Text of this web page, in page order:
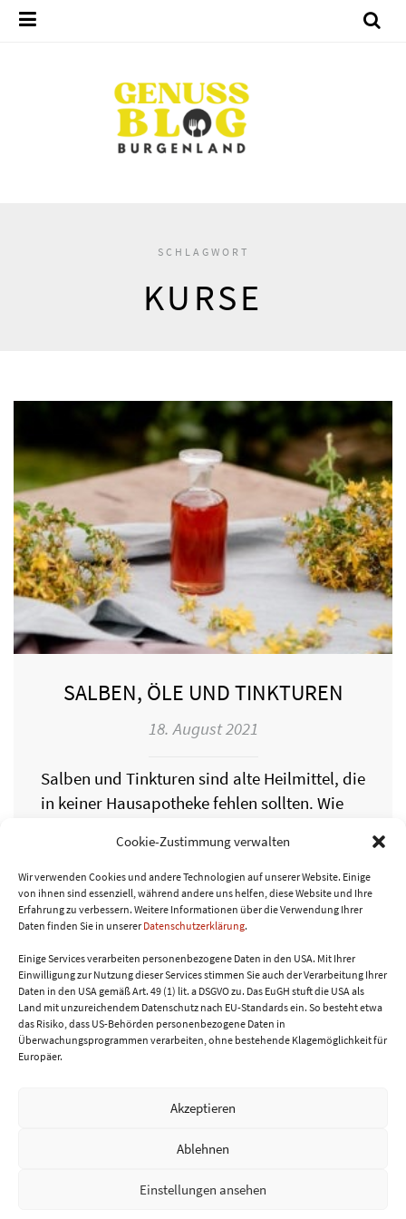
Cookie-Zustimmung verwalten
Wir verwenden Cookies und andere Technologien auf unserer Website. Einige
von ihnen sind essenziell, während andere uns helfen, diese Website und Ihre
Erfahrung zu verbessern. Weitere Informationen über die Verwendung Ihrer
Daten finden Sie in unsererDatenschutzerklärung.
Einige Services verarbeiten personenbezogene Daten in den USA. Mit Ihrer
Einwilligung zur Nutzung dieser Services stimmen Sie auch der Verarbeitung Ihrer
Daten in den USA gemäß Art. 49 (1) lit. a DSGVO zu. Das EuGH stuft die USA als
Land mit unzureichendem Datenschutz nach EU-Standards ein. So besteht etwa
das Risiko, dass US-Behörden personenbezogene Daten in
Überwachungsprogrammen verarbeiten, ohne bestehende Klagemöglichkeit für
Europäer.
Akzeptieren
Ablehnen
Einstellungen ansehen
SCHLAGWORT
KURSE
SALBEN, ÖLE UND TINKTUREN
18. August 2021
Salben und Tinkturen sind alte Heilmittel, die
in keiner Hausapotheke fehlen sollten. Wie
Kraudarei bei einem Workshop im
Martinsschlössl Donnerskirchen.
WEITERLESEN
Datenschutzerklärung
Impressum